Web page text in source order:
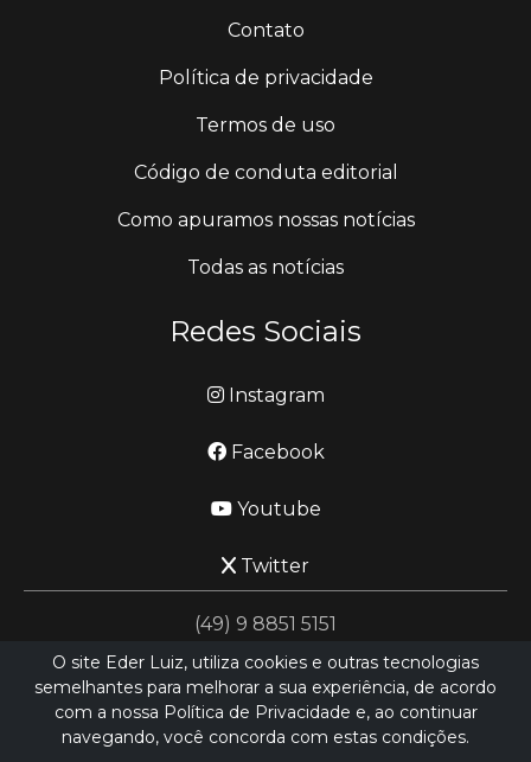
Contato
Política de privacidade
Termos de uso
Código de conduta editorial
Como apuramos nossas notícias
Todas as notícias
Redes Sociais
Instagram
Facebook
Youtube
Twitter
(49) 9 8851 5151
jornalismo@ederluiz.com.vc
O site Eder Luiz, utiliza cookies e outras tecnologias
semelhantes para melhorar a sua experiência, de acordo
com a nossa Política de Privacidade e, ao continuar
navegando, você concorda com estas condições.